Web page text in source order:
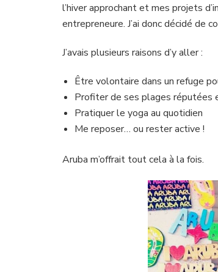
l’hiver approchant et mes projets
entrepreneure. J’ai donc décidé de
J’avais plusieurs raisons d’y aller :
Être volontaire dans un refuge
Profiter de ses plages réputées
Pratiquer le yoga au quotidien
Me reposer… ou rester active !
Aruba m’offrait tout cela à la fois.